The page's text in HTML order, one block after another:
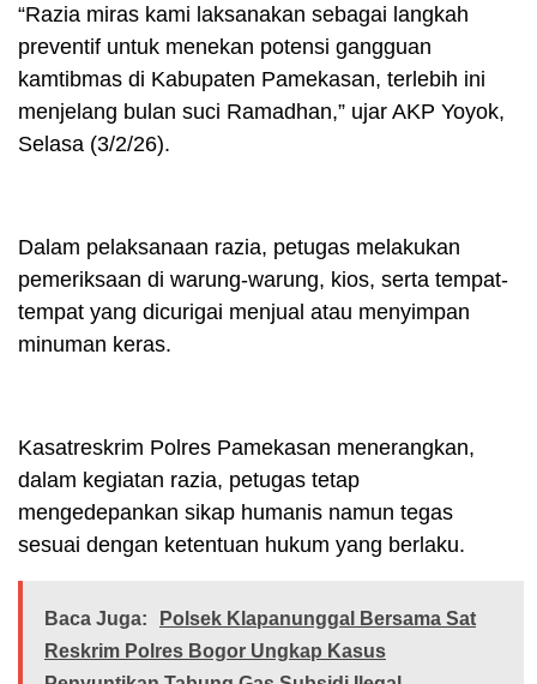
“Razia miras kami laksanakan sebagai langkah
preventif untuk menekan potensi gangguan
kamtibmas di Kabupaten Pamekasan, terlebih ini
menjelang bulan suci Ramadhan,” ujar AKP Yoyok,
Selasa (3/2/26).
Dalam pelaksanaan razia, petugas melakukan
pemeriksaan di warung-warung, kios, serta tempat-
tempat yang dicurigai menjual atau menyimpan
minuman keras.
Kasatreskrim Polres Pamekasan menerangkan,
dalam kegiatan razia, petugas tetap
mengedepankan sikap humanis namun tegas
sesuai dengan ketentuan hukum yang berlaku.
Baca Juga:
Polsek Klapanunggal Bersama Sat
Reskrim Polres Bogor Ungkap Kasus